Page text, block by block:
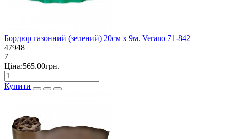
Бордюр газонний (зелений) 20см х 9м. Verano 71-842
47948
7
Ціна:565.00грн.
Купити